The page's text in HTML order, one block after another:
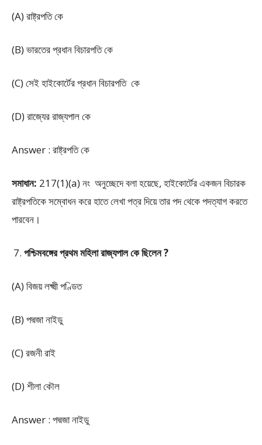
(A) রাষ্ট্রপতি কে
(B) ভারতের প্রধান বিচারপতি কে
(C) সেই হাইকোর্টের প্রধান বিচারপতি কে
(D) রাজ্যের রাজ্যপাল কে
Answer : রাষ্ট্রপতি কে
সমাধান: 217(1)(a) নং অনুচ্ছেদে বলা হয়েছে, হাইকোর্টের একজন বিচারক
রাষ্ট্রপতিকে সম্বোধন করে হাতে লেখা পত্র দিয়ে তার পদ থেকে পদত্যাগ করতে
পারবেন।
পশ্চিমবঙ্গের প্রথম মহিলা রাজ্যপাল কে ছিলেন ?
(A) বিজয় লক্ষ্মী পণ্ডিত
(B) পদ্মজা নাইডু
(C) রজনী রাই
(D) শীলা কৌল
Answer : পদ্মজা নাইডু